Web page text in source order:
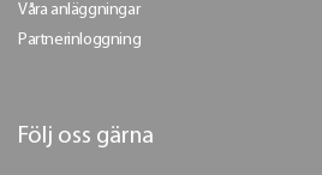
Våra anläggningar
Partnerinloggning
Följ oss gärna